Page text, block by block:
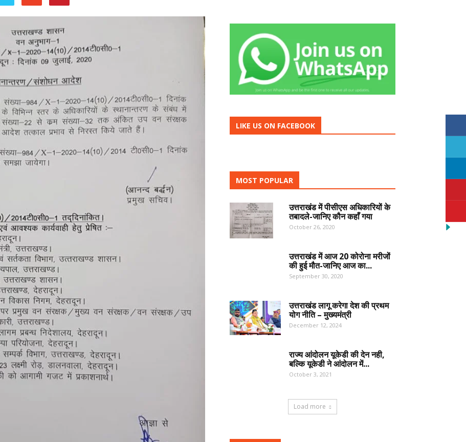
LIKE US ON FACEBOOK
MOST POPULAR
उत्तराखंड में पीसीएस अधिकारियों के
तबादले-जानिए कौन कहाँ गया
October 26, 2020
उत्तराखंड में आज 20 कोरोना मरीजों
की हुई मौत-जानिए आज का...
September 30, 2020
उत्तराखंड लागू करेगा देश की प्रथम
योग नीति – मुख्यमंत्री
December 12, 2024
राज्य आंदोलन यूकेडी की देन नही,
बल्कि यूकेडी ने आंदोलन में...
October 3, 2021
Load more